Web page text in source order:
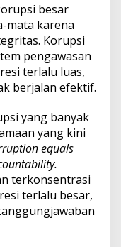
besar
mata karena
Korupsi
pengawasan
terlalu luas,
berjalan efektif.
yang banyak
yang kini
equals
terkonsentrasi
terlalu besar,